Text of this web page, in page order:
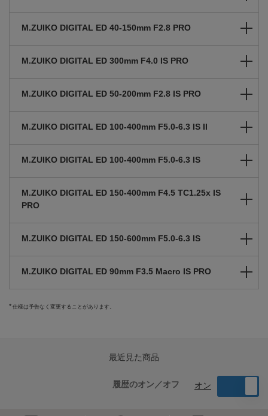
M.ZUIKO DIGITAL ED 40-150mm F2.8 PRO
M.ZUIKO DIGITAL ED 300mm F4.0 IS PRO
M.ZUIKO DIGITAL ED 50-200mm F2.8 IS PRO
M.ZUIKO DIGITAL ED 100-400mm F5.0-6.3 IS II
M.ZUIKO DIGITAL ED 100-400mm F5.0-6.3 IS
M.ZUIKO DIGITAL ED 150-400mm F4.5 TC1.25x IS
PRO
M.ZUIKO DIGITAL ED 150-600mm F5.0-6.3 IS
M.ZUIKO DIGITAL ED 90mm F3.5 Macro IS PRO
仕様は予告なく変更することがあります。
最近見た商品
履歴のオン／オフ オン